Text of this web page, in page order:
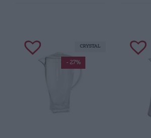
- 27%
CRYSTAL